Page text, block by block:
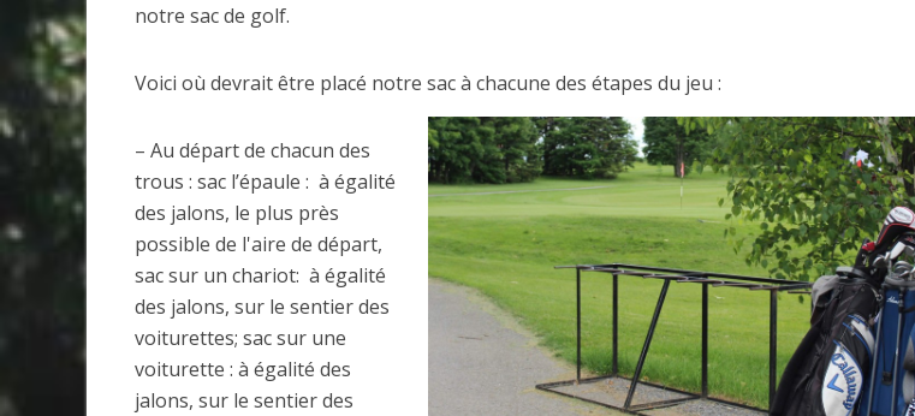
notre sac de golf.
Voici où devrait être placé notre sac à chacune des étapes du jeu :
– Au départ de chacun des
trous : sac l’épaule : à égalité
des jalons, le plus près
possible de l'aire de départ,
sac sur un chariot: à égalité
des jalons, sur le sentier des
voiturettes; sac sur une
voiturette : à égalité des
jalons, sur le sentier des